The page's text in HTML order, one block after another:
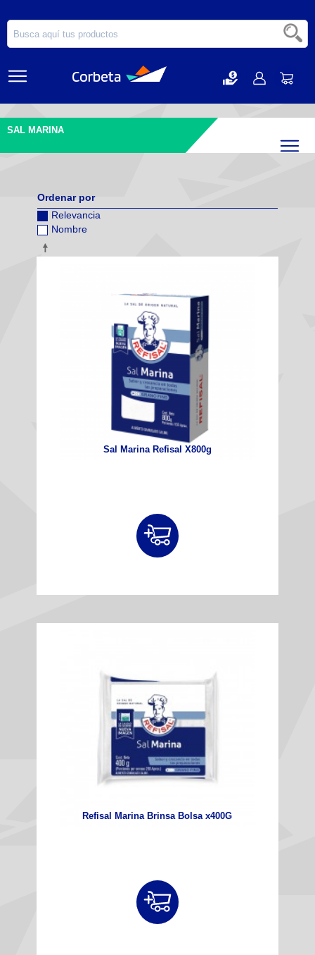
SAL MARINA
Ordenar por
Relevancia
Nombre
Sal Marina Refisal X800g
Refisal Marina Brinsa Bolsa x400G